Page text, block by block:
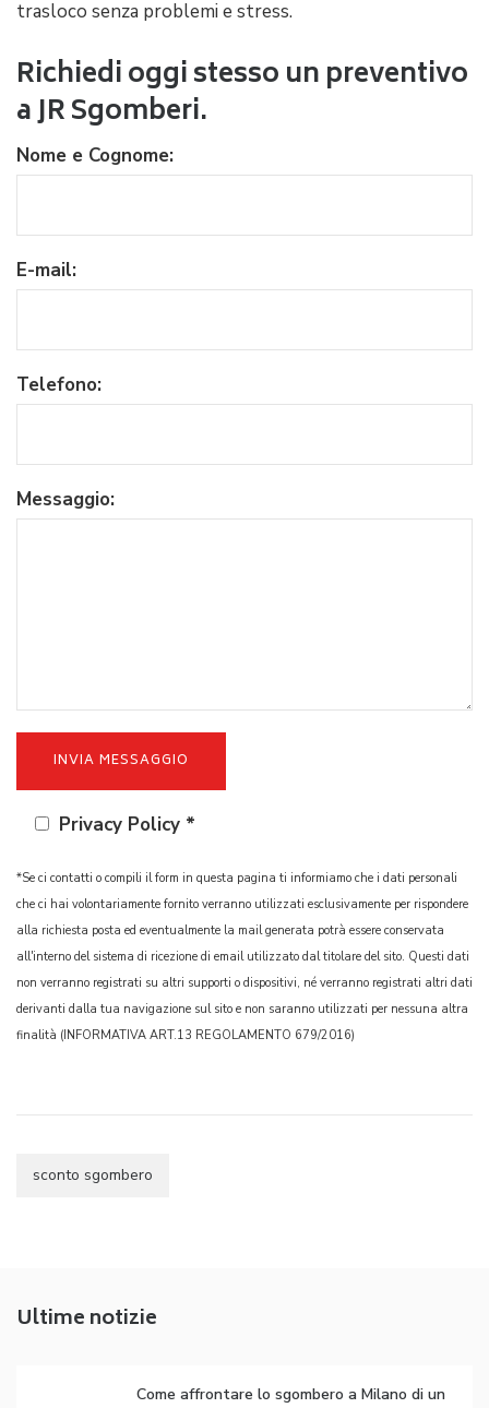
trasloco senza problemi e stress.
Richiedi oggi stesso un preventivo
a JR Sgomberi.
Nome e Cognome:
E-mail:
Telefono:
Messaggio:
Privacy Policy *
*Se ci contatti o compili il form in questa pagina ti informiamo che i dati personali
che ci hai volontariamente fornito verranno utilizzati esclusivamente per rispondere
alla richiesta posta ed eventualmente la mail generata potrà essere conservata
all'interno del sistema di ricezione di email utilizzato dal titolare del sito. Questi dati
non verranno registrati su altri supporti o dispositivi, né verranno registrati altri dati
derivanti dalla tua navigazione sul sito e non saranno utilizzati per nessuna altra
finalità (INFORMATIVA ART.13 REGOLAMENTO 679/2016)
sconto sgombero
Ultime notizie
Come affrontare lo sgombero a Milano di un